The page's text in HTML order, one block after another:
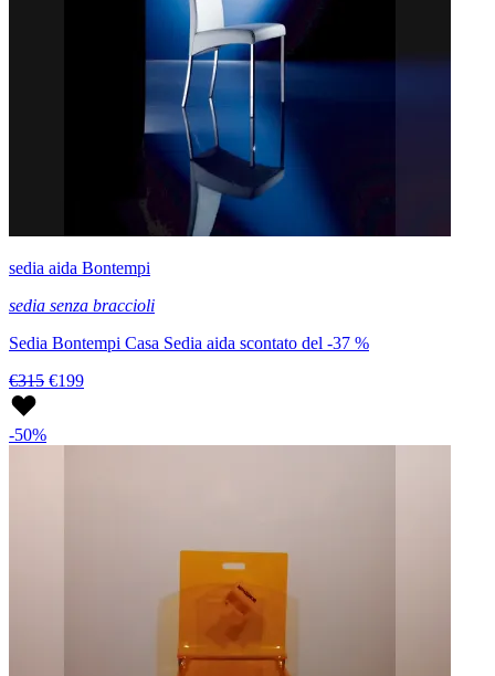
sedia aida Bontempi
sedia senza braccioli
Sedia Bontempi Casa Sedia aida scontato del -37 %
€315 €199
-50%